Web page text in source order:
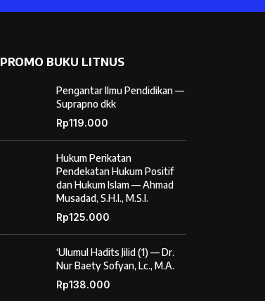
PROMO BUKU LITNUS
Pengantar Ilmu Pendidikan —
Suprapno dkk
Rp119.000
Hukum Perikatan
Pendekatan Hukum Positif
dan Hukum Islam — Ahmad
Musadad, S.H.I., M.S.I.
Rp125.000
‘Ulumul Hadits Jilid (1) — Dr.
Nur Baety Sofyan, Lc., M.A.
Rp138.000